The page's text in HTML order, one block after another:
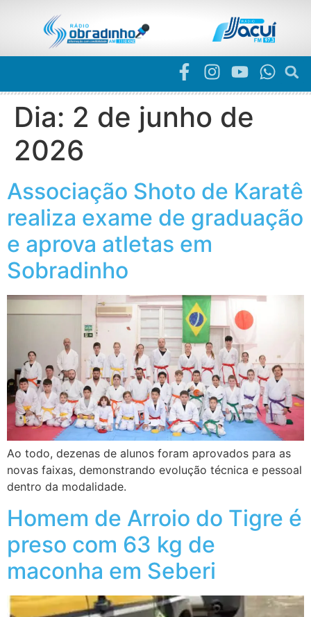
Dia: 2 de junho de
2026
Associação Shoto de Karatê
realiza exame de graduação
e aprova atletas em
Sobradinho
Ao todo, dezenas de alunos foram aprovados para as
novas faixas, demonstrando evolução técnica e pessoal
dentro da modalidade.
Homem de Arroio do Tigre é
preso com 63 kg de
maconha em Seberi